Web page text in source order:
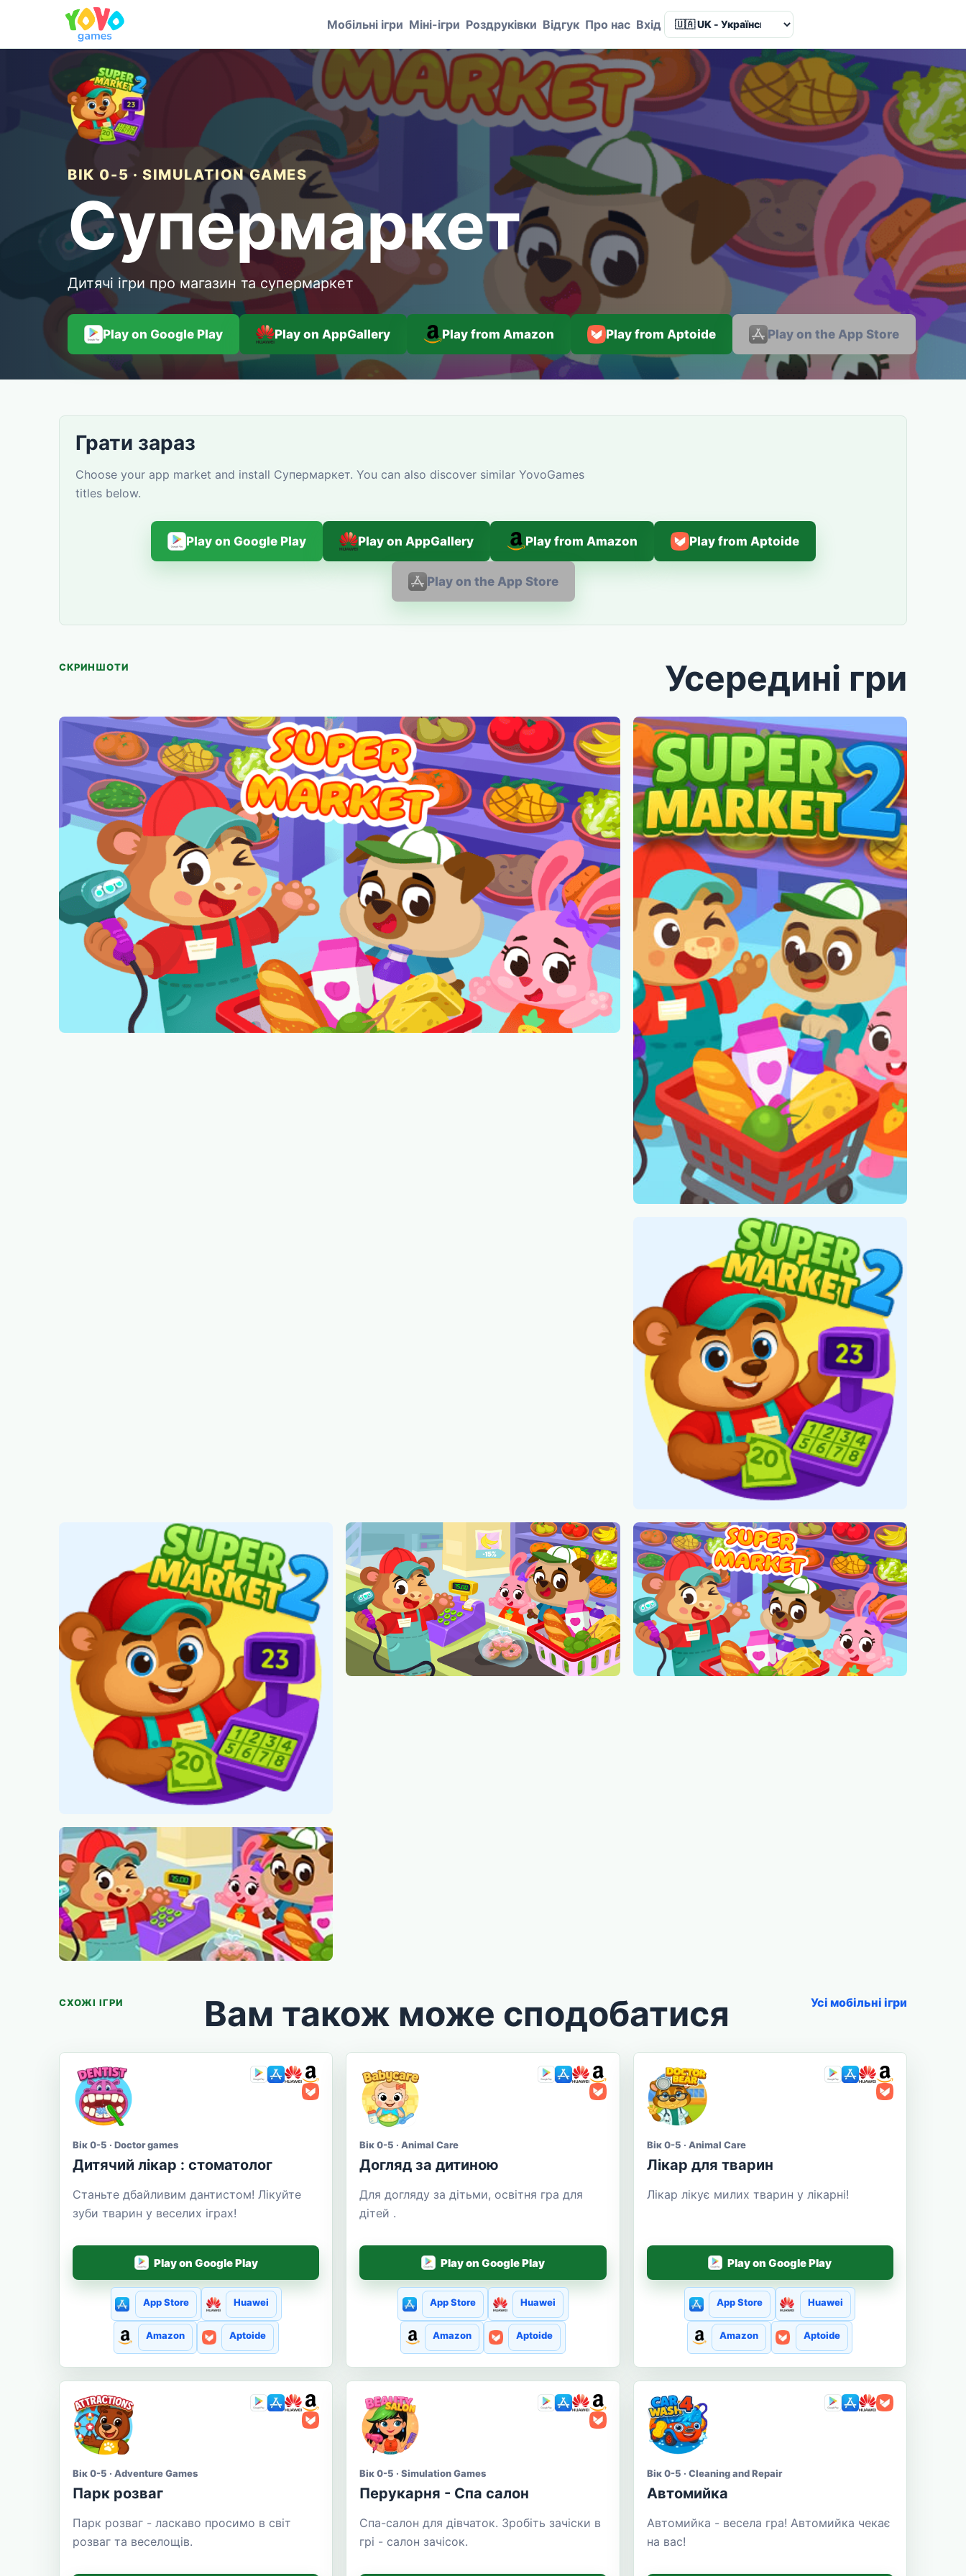
Мобільні ігри Міні-ігри Роздруківки Відгук Про нас Вхід Language
ВІК 0-5 · SIMULATION GAMES
Супермаркет
Дитячі ігри про магазин та супермаркет
Play on Google Play Play on AppGallery Play from Amazon Play from Aptoide Play on the App Store
Грати зараз
Choose your app market and install Супермаркет. You can also discover similar YovoGames
titles below.
Play on Google Play Play on AppGallery Play from Amazon Play from Aptoide
Play on the App Store
СКРИНШОТИ Усередині гри
СХОЖІ ІГРИ Вам також може сподобатися Усі мобільні ігри
Вік 0-5 · Doctor games
Дитячий лікар : стоматолог
Станьте дбайливим дантистом! Лікуйте
зуби тварин у веселих іграх!
Play on Google Play
App Store Huawei
Amazon Aptoide
Вік 0-5 · Animal Care
Догляд за дитиною
Для догляду за дітьми, освітня гра для
дітей .
Play on Google Play
App Store Huawei
Amazon Aptoide
Вік 0-5 · Animal Care
Лікар для тварин
Лікар лікує милих тварин у лікарні!
Play on Google Play
App Store Huawei
Amazon Aptoide
Вік 0-5 · Adventure Games
Парк розваг
Парк розваг - ласкаво просимо в світ
розваг та веселощів.
Вік 0-5 · Simulation Games
Перукарня - Спа салон
Спа-салон для дівчаток. Зробіть зачіски в
грі - салон зачісок.
Вік 0-5 · Cleaning and Repair
Автомийка
Автомийка - весела гра! Автомийка чекає
на вас!